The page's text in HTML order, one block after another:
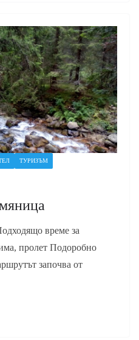
ТУРИЗЪМ
време за
пролет Подоробно
започва от